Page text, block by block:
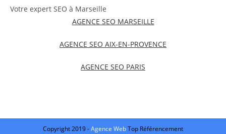
Votre expert SEO à Marseille
AGENCE SEO MARSEILLE
AGENCE SEO AIX-EN-PROVENCE
AGENCE SEO PARIS
Copyright 2019 -Agence WebTop Référencement